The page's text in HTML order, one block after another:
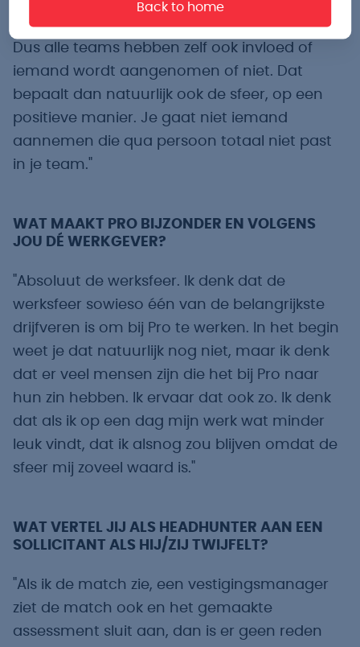
Back to home
kiezen de juiste mensen, die bij ons passen.
Dus alle teams hebben zelf ook invloed of
iemand wordt aangenomen of niet. Dat
bepaalt dan natuurlijk ook de sfeer, op een
positieve manier. Je gaat niet iemand
aannemen die qua persoon totaal niet past
in je team."
WAT MAAKT PRO BIJZONDER EN VOLGENS
JOU DÉ WERKGEVER?
"Absoluut de werksfeer. Ik denk dat de
werksfeer sowieso één van de belangrijkste
drijfveren is om bij Pro te werken. In het begin
weet je dat natuurlijk nog niet, maar ik denk
dat er veel mensen zijn die het bij Pro naar
hun zin hebben. Ik ervaar dat ook zo. Ik denk
dat als ik op een dag mijn werk wat minder
leuk vindt, dat ik alsnog zou blijven omdat de
sfeer mij zoveel waard is."
WAT VERTEL JIJ ALS HEADHUNTER AAN EEN
SOLLICITANT ALS HIJ/ZIJ TWIJFELT?
"Als ik de match zie, een vestigingsmanager
ziet de match ook en het gemaakte
assessment sluit aan, dan is er geen reden